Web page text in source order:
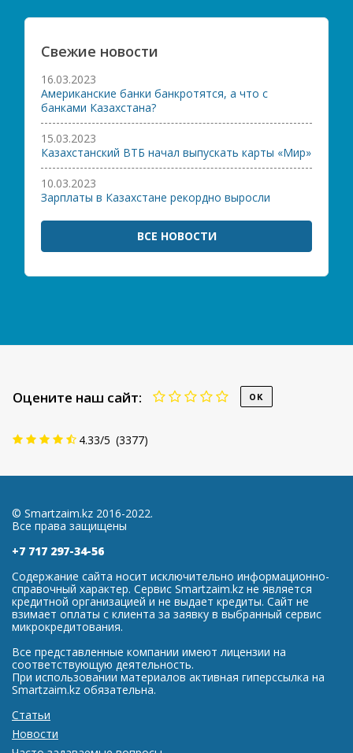
Свежие новости
16.03.2023
Американские банки банкротятся, а что с
банками Казахстана?
15.03.2023
Казахстанский ВТБ начал выпускать карты «Мир»
10.03.2023
Зарплаты в Казахстане рекордно выросли
ВСЕ НОВОСТИ
Оцените наш сайт:
4.33/5 (3377)
© Smartzaim.kz 2016-2022.
Все права защищены
+7 717 297-34-56
Содержание сайта носит исключительно информационно-
справочный характер. Сервис Smartzaim.kz не является
кредитной организацией и не выдает кредиты. Сайт не
взимает оплаты с клиента за заявку в выбранный сервис
микрокредитования.
Все представленные компании имеют лицензии на
соответствующую деятельность.
При использовании материалов активная гиперссылка на
Smartzaim.kz обязательна.
Статьи
Новости